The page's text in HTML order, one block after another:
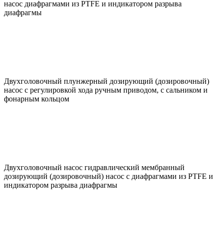
насос диафрагмами из PTFE и индикатором разрыва
диафрагмы
Двухголовочный плунжерный дозирующий (дозировочный)
насос с регулировкой хода ручным приводом, c сальником и
фонарным кольцом
Двухголовочный насос гидравлический мембранный
дозирующий (дозировочный) насос с диафрагмами из PTFE и
индикатором разрыва диафрагмы